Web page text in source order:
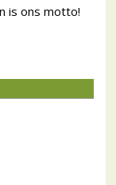
is ons motto!